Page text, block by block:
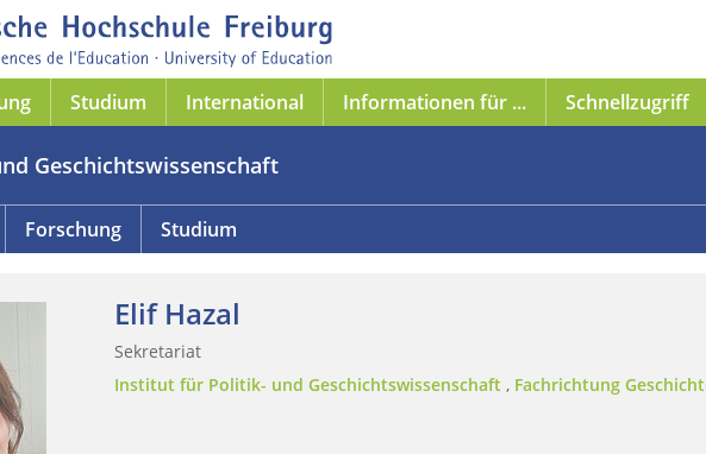
Studium International Informationen für ... Schnellzugriff
Geschichtswissenschaft
Forschung Studium
Elif Hazal
Sekretariat
Institut für Politik- und Geschichtswissenschaft , Fachrichtung